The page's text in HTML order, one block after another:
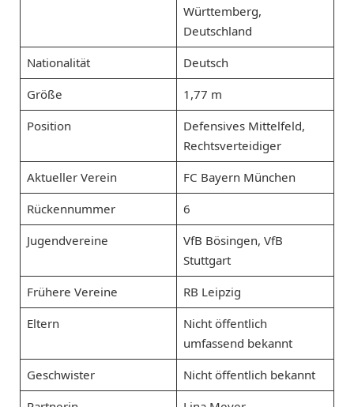
Württemberg,
Deutschland
Nationalität
Deutsch
Größe
1,77 m
Position
Defensives Mittelfeld,
Rechtsverteidiger
Aktueller Verein
FC Bayern München
Rückennummer
6
Jugendvereine
VfB Bösingen, VfB
Stuttgart
Frühere Vereine
RB Leipzig
Eltern
Nicht öffentlich
umfassend bekannt
Geschwister
Nicht öffentlich bekannt